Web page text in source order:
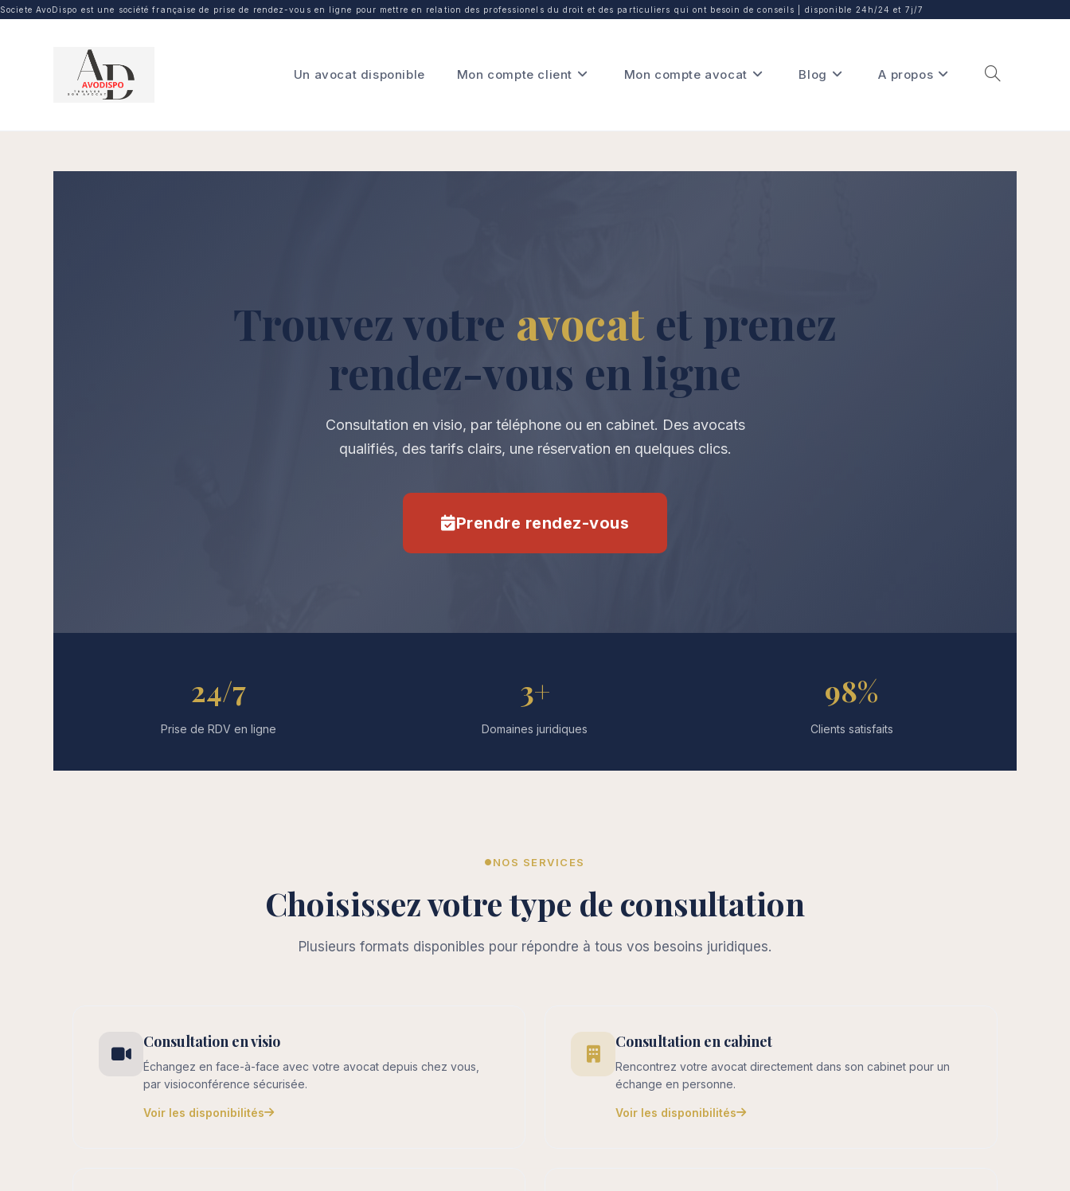
Societe AvoDispo est une société française de prise de rendez-vous en ligne pour mettre en relation des professionels du droit et des particuliers qui ont besoin de conseils | disponible 24h/24 et 7j/7
Un avocat disponible Mon compte client Mon compte avocat Blog A propos
Trouvez votre avocat et prenez
rendez-vous en ligne
Consultation en visio, par téléphone ou en cabinet. Des avocats
qualifiés, des tarifs clairs, une réservation en quelques clics.
Prendre rendez-vous
24/7
Prise de RDV en ligne
3+
Domaines juridiques
98%
Clients satisfaits
NOS SERVICES
Choisissez votre type de consultation
Plusieurs formats disponibles pour répondre à tous vos besoins juridiques.
Consultation en visio
Échangez en face-à-face avec votre avocat depuis chez vous,
par visioconférence sécurisée.
Voir les disponibilités
Consultation en cabinet
Rencontrez votre avocat directement dans son cabinet pour un
échange en personne.
Voir les disponibilités